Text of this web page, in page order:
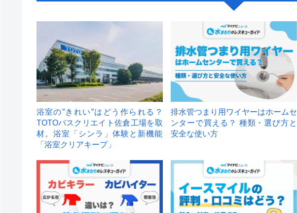
浴室の”きれい”はどう作られる？
TOTOバスクリエイト佐倉工場を取
材。浴室「シンラ」体験と新機能
「浴室クリアキープ」
排水管つまり用ワイヤーはホームセ
ンターで買える？ 種類・選び方と
安全な使い方